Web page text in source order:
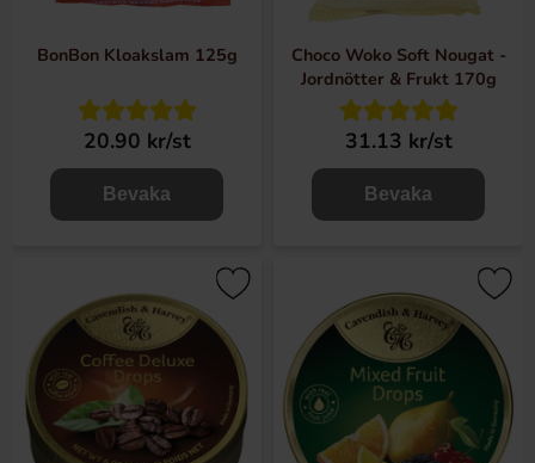
BonBon Kloakslam 125g
20.90 kr/st
Bevaka
Choco Woko Soft Nougat -
Jordnötter & Frukt 170g
31.13 kr/st
Bevaka